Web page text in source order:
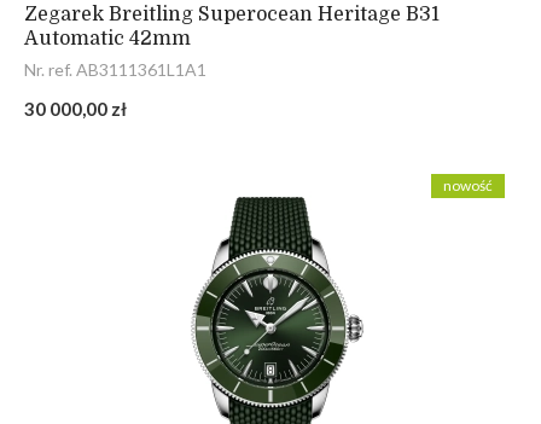
Zegarek Breitling Superocean Heritage B31
Automatic 42mm
Nr. ref. AB3111361L1A1
30 000,00 zł
nowość